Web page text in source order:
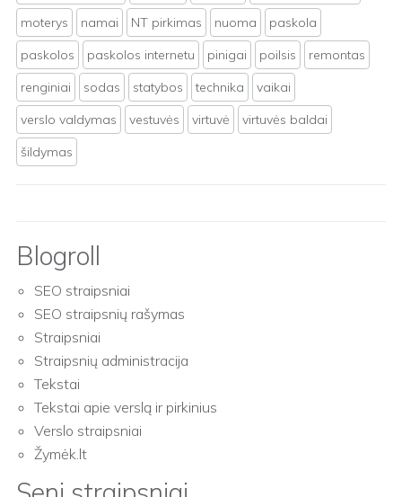
moterys
namai NT pirkimas nuoma
paskola
paskolos
paskolos internetu pinigai poilsis
remontas
renginiai
sodas statybos technika
vaikai
verslo valdymas
vestuvės virtuvė
virtuvės baldai
šildymas
Blogroll
SEO straipsniai
SEO straipsnių rašymas
Straipsniai
Straipsnių administracija
Tekstai
Tekstai apie verslą ir pirkinius
Verslo straipsniai
Žymėk.lt